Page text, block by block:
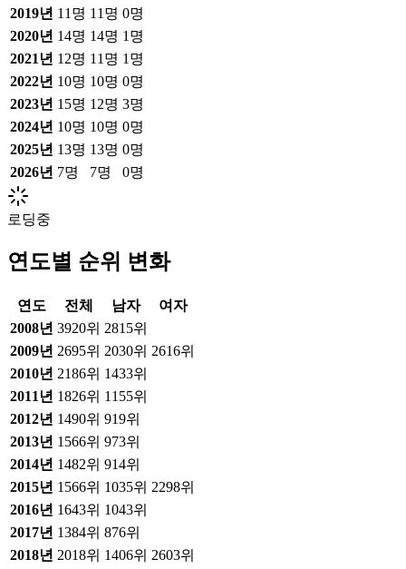
2019년 11 명 11 명 0명
2020년 14명 14명 1 명
2021 년 12명 11 명 1 명
2022년 10명 10명 0명
2023년 15명 12명 3명
2024년 10명 10명 0명
2025년 13명 13명 0명
2026년 7명 7명 0명
로딩중
연도별 순위 변화
연도 전체 남자
여자
2008년 3920위 2815위
2009년 2695위 2030위 2616위
2010년 2186위 1433위
2011 년 1826위 1155위
2012년 1490위 919위
2013년 1566위 973위
2014년 1482위 914위
2015년 1566위 1035위 2298위
2016년 1643위 1043위
2017년 1384위 876위
2018년 2018위 1406위 2603위